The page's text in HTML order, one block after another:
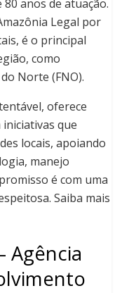
anos de atuação.
Legal por
é o principal
como
Norte (FNO).
oferece
que
locais, apoiando
manejo
é com uma
Saiba mais
Agência